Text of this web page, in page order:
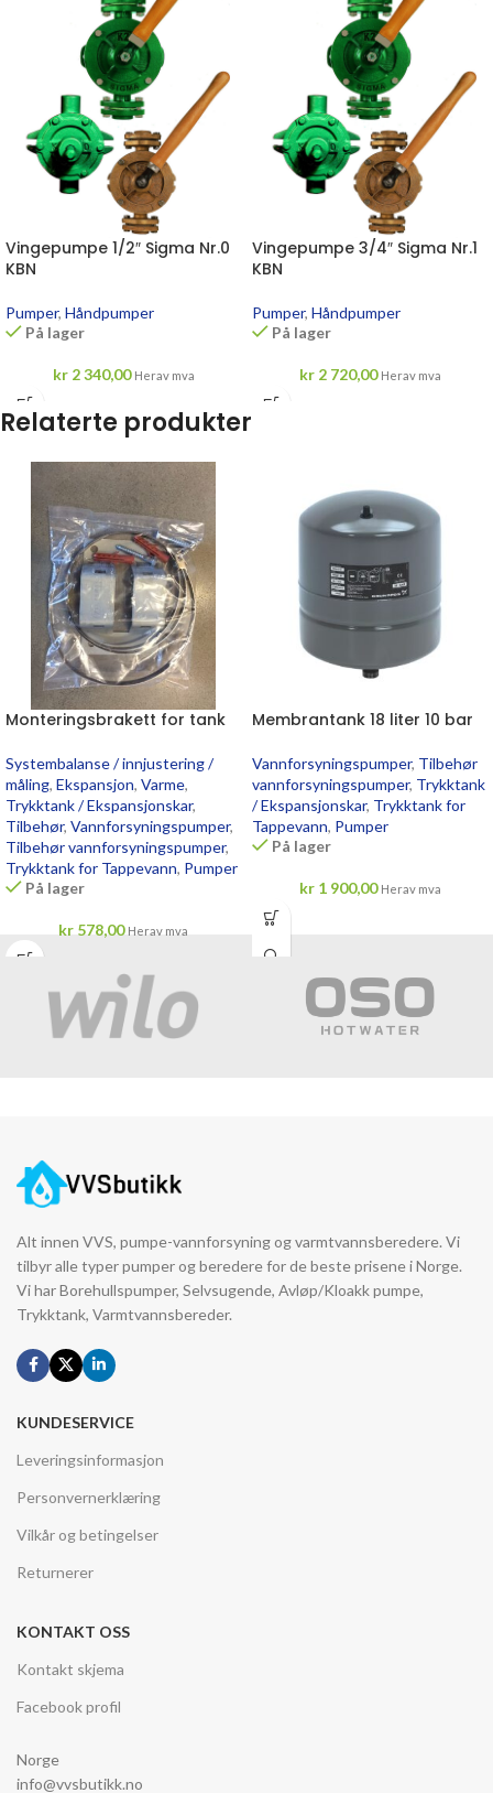
Vingepumpe 1/2″ Sigma Nr.0
KBN
Pumper, Håndpumper
På lager
kr2 340,00 Herav mva
Vingepumpe 3/4″ Sigma Nr.1
KBN
Pumper, Håndpumper
På lager
kr2 720,00 Herav mva
Relaterte produkter
Monteringsbrakett for tank
Systembalanse / innjustering /
måling, Ekspansjon, Varme,
Trykktank / Ekspansjonskar,
Tilbehør, Vannforsyningspumper,
Tilbehør vannforsyningspumper,
Trykktank for Tappevann, Pumper
På lager
kr 578,00 Herav mva
Membrantank 18 liter 10 bar
Vannforsyningspumper, Tilbehør
vannforsyningspumper, Trykktank
/ Ekspansjonskar, Trykktank for
Tappevann, Pumper
På lager
kr1 900,00 Herav mva
Alt innen VVS, pumpe-vannforsyning og varmtvannsberedere. Vi
tilbyr alle typer pumper og beredere for de beste prisene i Norge.
Vi har Borehullspumper, Selvsugende, Avløp/Kloakk pumpe,
Trykktank, Varmtvannsbereder.
KUNDESERVICE
Leveringsinformasjon
Personvernerklæring
Vilkår og betingelser
Returnerer
KONTAKT OSS
Kontakt skjema
Facebook profil
Norge
info@vvsbutikk.no